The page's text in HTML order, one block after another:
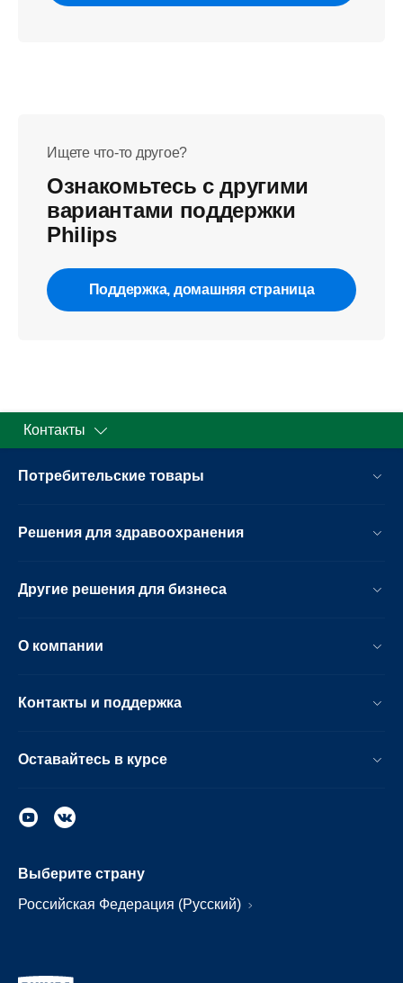
Ищете что-то другое?
Ознакомьтесь с другими
вариантами поддержки
Philips
Поддержка, домашняя страница
Контакты
Потребительские товары
Решения для здравоохранения
Другие решения для бизнеса
О компании
Контакты и поддержка
Оставайтесь в курсе
Выберите страну
Российская Федерация (Русский)